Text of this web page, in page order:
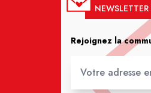
NEWSLETTER
Rejoignez la